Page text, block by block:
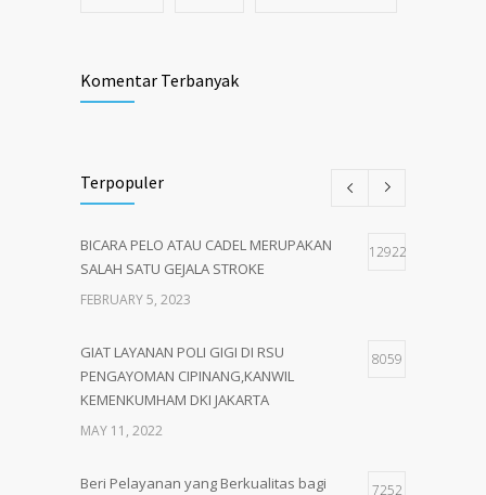
Komentar Terbanyak
Terpopuler
BICARA PELO ATAU CADEL MERUPAKAN
SALAH SATU GEJALA STROKE
12922
FEBRUARY 5, 2023
GIAT LAYANAN POLI GIGI DI RSU
PENGAYOMAN CIPINANG,KANWIL
KEMENKUMHAM DKI JAKARTA
8059
MAY 11, 2022
Beri Pelayanan yang Berkualitas bagi 7252